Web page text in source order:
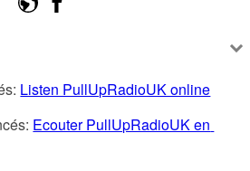
Listen PullUpRadioUK online
Ecouter PullUpRadioUK en